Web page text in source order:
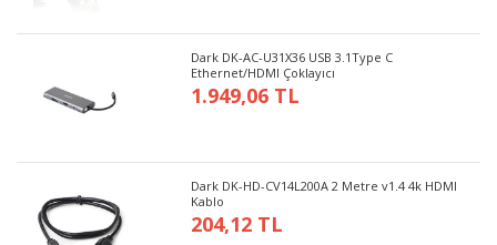
Dark DK-AC-U31X36 USB 3.1Type C
Ethernet/HDMI Çoklayıcı
1.949,06 TL
Dark DK-HD-CV14L200A 2 Metre v1.4 4k HDMI
Kablo
204,12 TL